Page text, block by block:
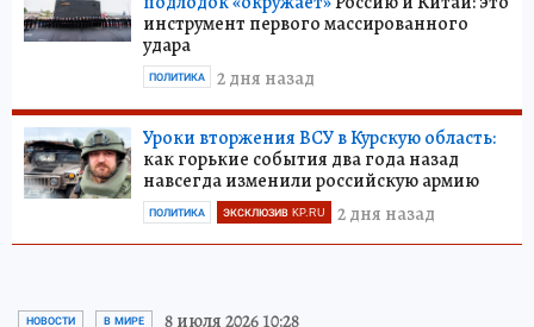
инструмент первого массированного
удара
2 дня назад
ПОЛИТИКА
Уроки вторжения ВСУ в Курскую область:
как горькие события два года назад
навсегда изменили российскую армию
2 дня назад
ПОЛИТИКА ЭКСКЛЮЗИВ KP.RU
НОВОСТИ В МИРЕ 8 июля 2026 10:28